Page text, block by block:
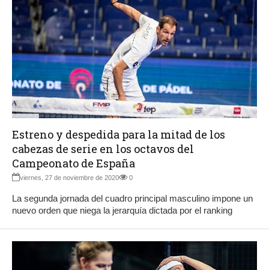
Estreno y despedida para la mitad de los
cabezas de serie en los octavos del
Campeonato de España
viernes, 27 de noviembre de 2020 0
La segunda jornada del cuadro principal masculino impone un
nuevo orden que niega la jerarquía dictada por el ranking